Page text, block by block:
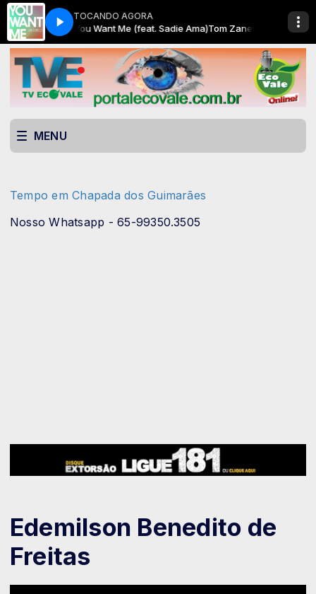
ECOVALE HITS com ECOVALE AUTO DJ ECOVALE HITS com
TOCANDO AGORA
Tom Zanetti - You Want Me (feat. Sadie Ama)Tom Zanetti - You Want
MENU
Tempo em Chapada dos Guimarães
Nosso Whatsapp - 65-99350.3505
Edemilson Benedito de
Freitas